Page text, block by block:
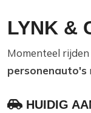
LYNK &
Momenteel
personenauto's
HUIDIG